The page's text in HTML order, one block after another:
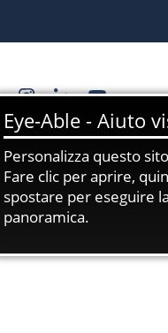
FacebookInstagram
LinkedinYouTube
Sostienici